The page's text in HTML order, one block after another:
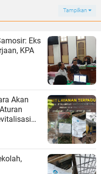
Tampilkan
Eks
KPA
Akan